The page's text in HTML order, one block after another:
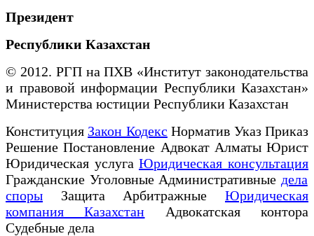
Президент
Республики Казахстан
© 2012. РГП на ПХВ «Институт законодательства
и правовой информации Республики Казахстан»
Министерства юстиции Республики Казахстан
Конституция Закон Кодекс Норматив Указ Приказ
Решение Постановление Адвокат Алматы Юрист
Юридическая услугаЮридическая консультация
Гражданские Уголовные Административные дела
споры Защита Арбитражные Юридическая
компания Казахстан Адвокатская контора
Судебные дела